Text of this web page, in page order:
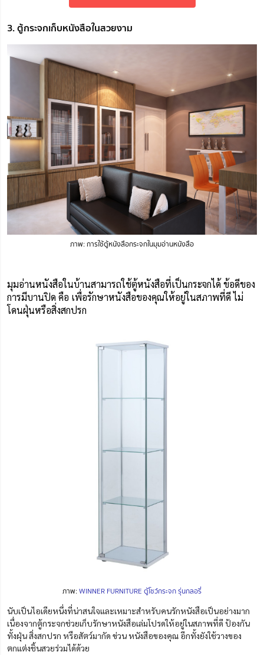
3. ตู้กระจกเก็บหนังสือในสวยงาม
ภาพ: การใช้ตู้หนังสือกระจกในมุมอ่านหนังสือ
มุมอ่านหนังสือในบ้านสามารถใช้ตู้หนังสือที่เป็นกระจกได้ ข้อดีของ
การมีบานปิด คือ เพื่อรักษาหนังสือของคุณให้อยู่ในสภาพที่ดี ไม่
โดนฝุ่นหรือสิ่งสกปรก
ภาพ:WINNER FURNITURE ตู้โชว์กระจก รุ่นกลอรี่
นับเป็นไอเดียหนึ่งที่น่าสนใจและเหมาะสำหรับคนรักหนังสือเป็นอย่างมาก
เนื่องจากตู้กระจกช่วยเก็บรักษาหนังสือเล่มโปรดให้อยู่ในสภาพที่ดี ป้องกัน
ทั้งฝุ่น สิ่งสกปรก หรือสัตว์มากัด ข่วน หนังสือของคุณ อีกทั้งยังใช้วางของ
ตกแต่งชิ้นสวยร่วมได้ด้วย